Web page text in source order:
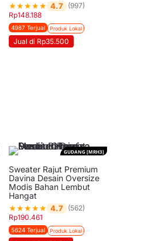
★★★★★ 4.7 (997)
Rp148.188
4987 Terjual Produk Lokal
Jual di Rp35.500
GUDANG [MRH3]
Sweater Rajut Premium
Davina Desain Oversize
Modis Bahan Lembut
Hangat
★★★★★ 4.7 (562)
Rp190.461
5624 Terjual Produk Lokal